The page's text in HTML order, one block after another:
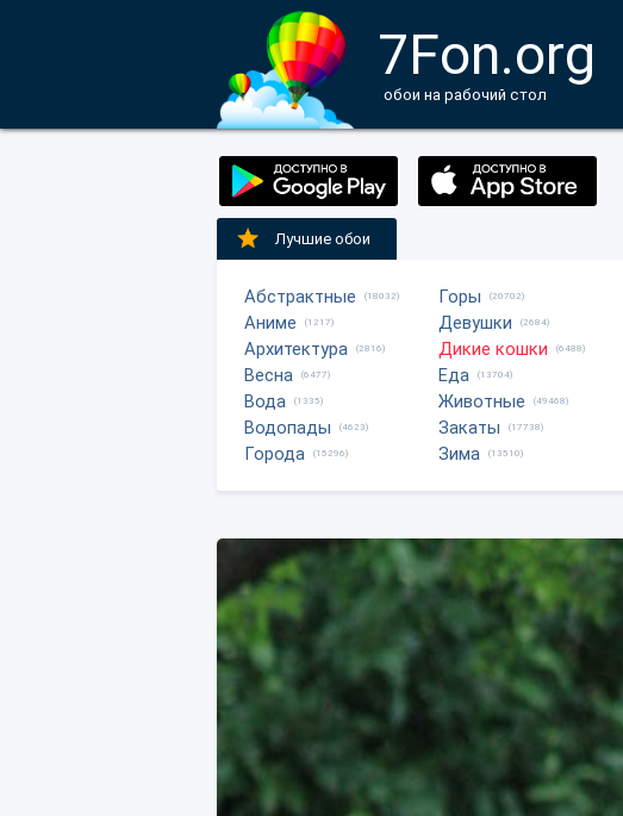
7Fon.org
обои на рабочий стол
Лучшие обои
Абстрактные (18032)
Аниме (1217)
Архитектура (2816)
Весна (6477)
Вода (1335)
Водопады (4623)
Города (15296)
Горы (20702)
Девушки (2684)
Дикие кошки (6488)
Еда (13704)
Животные (49468)
Закаты (17738)
Зима (13510)